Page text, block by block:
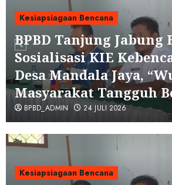
Kesiapsiagaan Bencana
BPBD Tanjung Jabung
Sosialisasi KIE
Desa Mandala Jaya,
Masyarakat Tangguh
BPBD_ADMIN 24 JULI 2026
Kesiapsiagaan Bencana